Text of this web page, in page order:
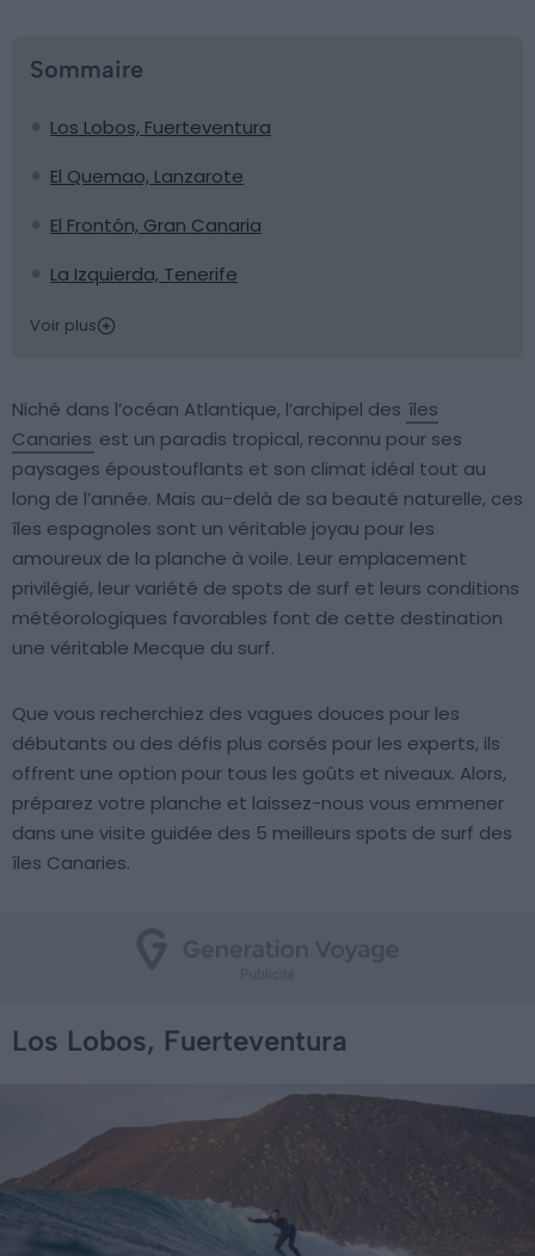
Sommaire
Los Lobos, Fuerteventura
El Quemao, Lanzarote
El Frontón, Gran Canaria
La Izquierda, Tenerife
Voir plus
Niché dans l’océan Atlantique, l’archipel des îles
Canaries est un paradis tropical, reconnu pour ses
paysages époustouflants et son climat idéal tout au
long de l’année. Mais au-delà de sa beauté naturelle, ces
îles espagnoles sont un véritable joyau pour les
amoureux de la planche à voile. Leur emplacement
privilégié, leur variété de spots de surf et leurs conditions
météorologiques favorables font de cette destination
une véritable Mecque du surf.
Que vous recherchiez des vagues douces pour les
débutants ou des défis plus corsés pour les experts, ils
offrent une option pour tous les goûts et niveaux. Alors,
préparez votre planche et laissez-nous vous emmener
dans une visite guidée des 5 meilleurs spots de surf des
îles Canaries.
Los Lobos, Fuerteventura